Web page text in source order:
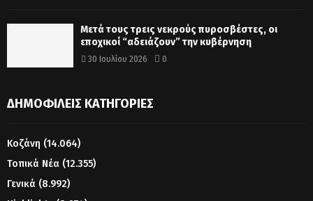
Μετά τους τρεις νεκρούς πυροσβέστες, οι
εποχικοί “αδειάζουν” την κυβέρνηση
30 Ιουλίου 2026 0
ΔΗΜΟΦΙΛΕΊΣ ΚΑΤΗΓΟΡΊΕΣ
Κοζάνη (14.064)
Τοπικά Νέα (12.355)
Γενικά (8.992)